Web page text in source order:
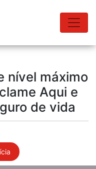
nível máximo
Aqui e
de vida